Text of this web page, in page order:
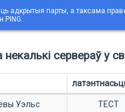
адкрытыя парты, а таксама
PING.
сервераў у
Уэльс ТЕСТ